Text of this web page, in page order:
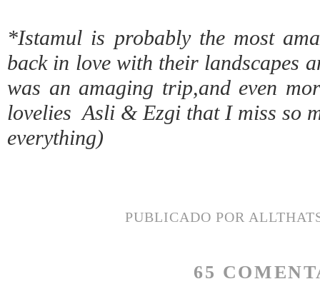
*Istamul is probably the most
back in love with their landscapes
was an amaging trip,and even
lovelies Asli & Ezgi that I miss so
everything)
PUBLICADO POR
65